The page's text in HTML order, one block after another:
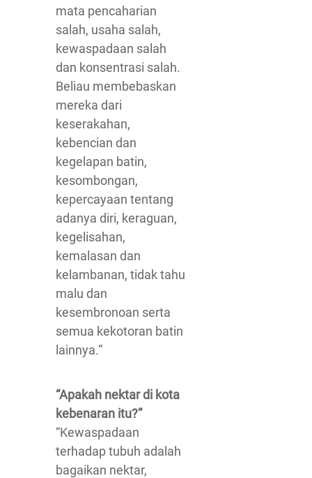
mata pencaharian
salah, usaha salah,
kewaspadaan salah
dan konsentrasi salah.
Beliau membebaskan
mereka dari
keserakahan,
kebencian dan
kegelapan batin,
kesombongan,
kepercayaan tentang
adanya diri, keraguan,
kegelisahan,
kemalasan dan
kelambanan, tidak tahu
malu dan
kesembronoan serta
semua kekotoran batin
lainnya.”
“Apakah nektar di kota
kebenaran itu?”
“Kewaspadaan
terhadap tubuh adalah
bagaikan nektar,